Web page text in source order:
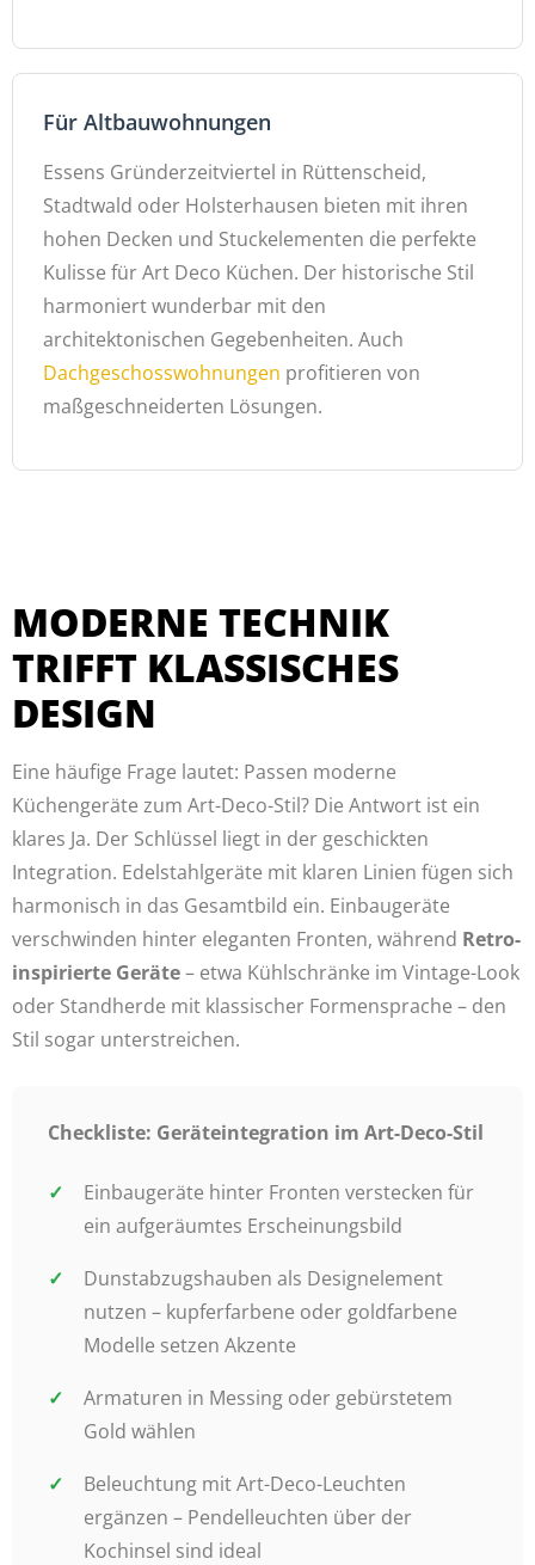
Für Altbauwohnungen
Essens Gründerzeitviertel in Rüttenscheid,
Stadtwald oder Holsterhausen bieten mit ihren
hohen Decken und Stuckelementen die perfekte
Kulisse für Art Deco Küchen. Der historische Stil
harmoniert wunderbar mit den
architektonischen Gegebenheiten. Auch
Dachgeschosswohnungen profitieren von
maßgeschneiderten Lösungen.
MODERNE TECHNIK
TRIFFT KLASSISCHES
DESIGN
Eine häufige Frage lautet: Passen moderne
Küchengeräte zum Art-Deco-Stil? Die Antwort ist ein
klares Ja. Der Schlüssel liegt in der geschickten
Integration. Edelstahlgeräte mit klaren Linien fügen sich
harmonisch in das Gesamtbild ein. Einbaugeräte
verschwinden hinter eleganten Fronten, während Retro-
inspirierte Geräte– etwa Kühlschränke im Vintage-Look
oder Standherde mit klassischer Formensprache – den
Stil sogar unterstreichen.
Checkliste: Geräteintegration im Art-Deco-Stil
Einbaugeräte hinter Fronten verstecken für
ein aufgeräumtes Erscheinungsbild
Dunstabzugshauben als Designelement
nutzen – kupferfarbene oder goldfarbene
Modelle setzen Akzente
Armaturen in Messing oder gebürstetem
Gold wählen
Beleuchtung mit Art-Deco-Leuchten
ergänzen – Pendelleuchten über der
Kochinsel sind ideal